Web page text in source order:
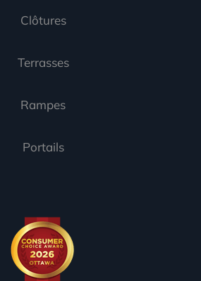
Clôtures
Terrasses
Rampes
Portails